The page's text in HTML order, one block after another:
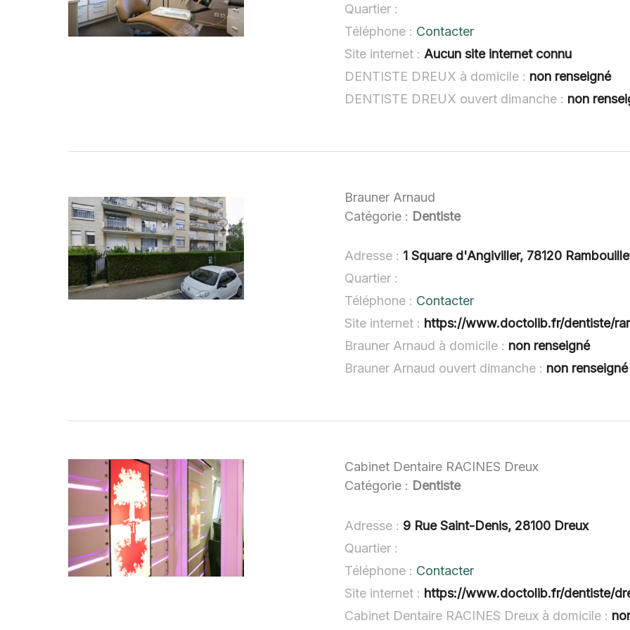
Quartier :
Téléphone : Contacter
Site internet : Aucun site internet connu
DENTISTE DREUX à domicile : non renseigné
DENTISTE DREUX ouvert dimanche : non
Brauner Arnaud
Catégorie : Dentiste
Adresse : 1 Square d'Angiviller, 78120
Quartier :
Téléphone : Contacter
Site internet : https://www.doctolib.fr/dentiste/
Brauner Arnaud à domicile : non renseigné
Brauner Arnaud ouvert dimanche : non renseigné
Cabinet Dentaire RACINES Dreux
Catégorie : Dentiste
Adresse : 9 Rue Saint-Denis, 28100 Dreux
Quartier :
Téléphone : Contacter
Site internet : https://www.doctolib.fr/dentiste/
Cabinet Dentaire RACINES Dreux à domicile :